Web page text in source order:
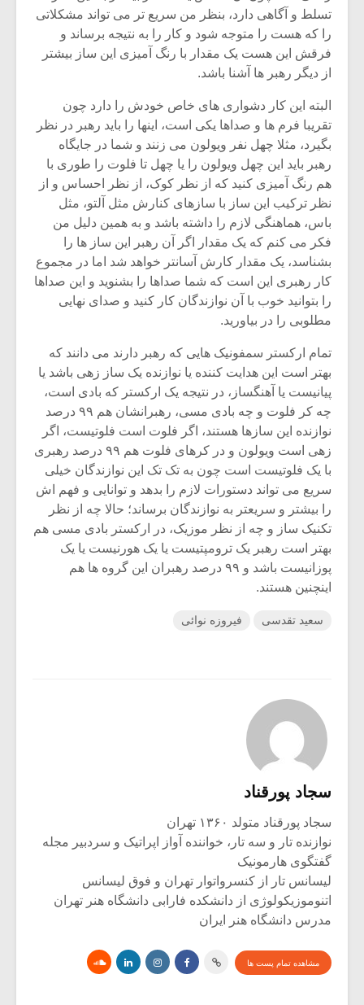
تسلط و آگاهی دارد، بنظر من سریع تر می تواند مشکلاتی
را که هست را متوجه شود و کار را به نتیجه برساند و
فرقش این هست یک مقدار با رنگ آمیزی این ساز بیشتر
از دیگر رهبر ها آشنا باشد.
البته این کار دشواری های خاص خودش را دارد چون
تقریبا فرم ها و صداها یکی است، اینها را باید رهبر در نظر
بگیرد، مثلا چهل نفر ویولون می زنند و شما در جایگاه
رهبر باید این چهل ویولون را یا چهل تا فلوت را طوری با
هم رنگ آمیزی کنید که از نظر کوک، از نظر احساس و از
نظر ترکیب این ساز با سازهای کنارش مثل آلتو، مثل
باس، هماهنگی لازم را داشته باشد و به همین دلیل من
فکر می کنم که یک مقدار اگر آن رهبر این ساز ها را
بشناسد، یک مقدار کارش آسانتر خواهد شد اما در مجموع
کار رهبری این است که شما صداها را بشنوید و این صداها
را بتوانید خوب با آن نوازندگان کار کنید و صدای نهایی
مطلوبی را در بیاورید.
تمام ارکستر سمفونیک هایی که رهبر دارند می دانند که
بهتر است این هدایت کننده یا نوازنده یک ساز زهی باشد یا
پیانیست یا آهنگساز، در نتیجه یک ارکستر که بادی است،
چه کر فلوت و چه بادی مسی، رهبرانشان هم ۹۹ درصد
نوازنده این سازها هستند، اگر فلوت است فلوتیست، اگر
زهی است ویولون و در کرهای فلوت هم ۹۹ درصد رهبری
با یک فلوتیست است چون به تک تک این نوازندگان خیلی
سریع می تواند دستورات لازم را بدهد و توانایی و فهم اش
را بیشتر و سریعتر به نوازندگان برساند؛ حالا چه از نظر
تکنیک ساز و چه از نظر موزیک، در ارکستر بادی مسی هم
بهتر است رهبر یک ترومپتیست یا یک هورنیست یا یک
پوزانیست باشد و ۹۹ درصد رهبران این گروه ها هم
اینچنین هستند.
سعید تقدسی فیروزه نوائی
سجاد پورقناد
سجاد پورقناد متولد ۱۳۶۰ تهران
نوازنده تار و سه تار، خواننده آواز اپراتیک و سردبیر مجله
گفتگوی هارمونیک
لیسانس تار از کنسرواتوار تهران و فوق لیسانس
اتنوموزیکولوژی از دانشکده فارابی دانشگاه هنر تهران
مدرس دانشگاه هنر ایران
مشاهده تمام پست ها
میکلوش روژا
یادداشتی بر موسیقی
متن فیلم «متری
اگر نمی توانی